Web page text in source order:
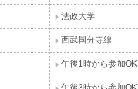
法政大学
西武国分寺線
午後1時から参加OK